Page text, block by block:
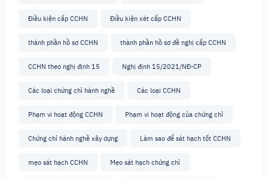
Điều kiện cấp CCHN Điều kiện xét cấp CCHN
thành phần hồ sơ CCHN thành phần hồ sơ đề nghị cấp CCHN
CCHN theo nghị định 15 Nghị định 15/2021/NĐ-CP
Các loại chứng chỉ hành nghề Các loại CCHN
Phạm vi hoạt động CCHN Phạm vi hoạt động của chứng chỉ
Chứng chỉ hành nghề xây dựng Làm sao để sát hạch tốt CCHN
mẹo sát hạch CCHN Mẹo sát hạch chứng chỉ